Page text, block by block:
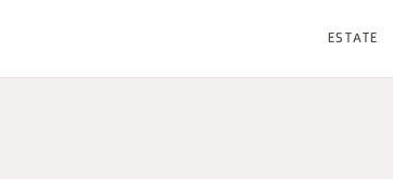
ESTATE